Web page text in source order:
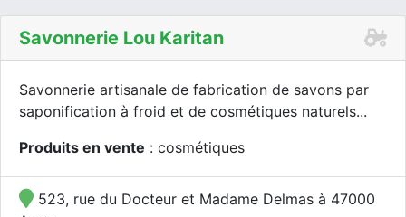
Savonnerie Lou Karitan
Savonnerie artisanale de fabrication de savons par
saponification à froid et de cosmétiques naturels...
Produits en vente : cosmétiques
523, rue du Docteur et Madame Delmas à 47000